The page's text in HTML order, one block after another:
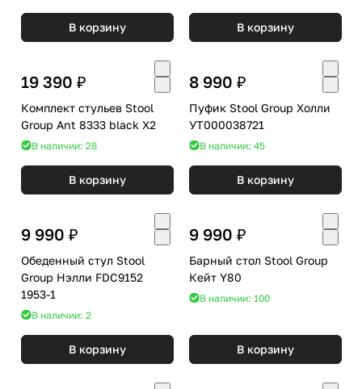
В корзину В корзину
19 390 ₽
Комплект стульев Stool
Group Ant 8333 black X2
В наличии: 28
В корзину
8 990 ₽
Пуфик Stool Group Холли
УТ000038721
В наличии: 45
В корзину
9 990 ₽
Обеденный стул Stool
Group Нэлли FDC9152
1953-1
В наличии: 2
В корзину
9 990 ₽
Барный стол Stool Group
Кейт Y80
В наличии: 100
В корзину